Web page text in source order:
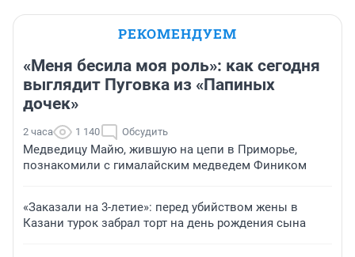
РЕКОМЕНДУЕМ
«Меня бесила моя роль»: как сегодня
выглядит Пуговка из «Папиных
дочек»
2 часа 1 140 Обсудить
Медведицу Майю, жившую на цепи в Приморье,
познакомили с гималайским медведем Фиником
«Заказали на 3-летие»: перед убийством жены в
Казани турок забрал торт на день рождения сына